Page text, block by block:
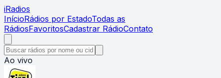
iRadios
InícioRádios por EstadoTodas as
RádiosFavoritosCadastrar RádioContato
Ao vivo